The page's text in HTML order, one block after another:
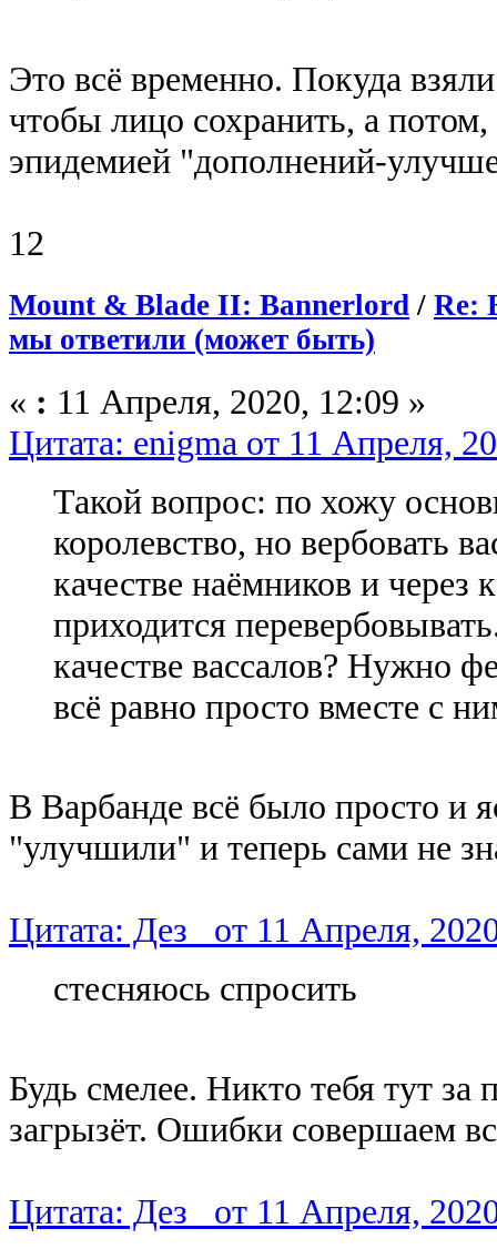
Это всё временно. Покуда
чтобы лицо сохранить, а потом,
эпидемией "дополнений-
12
Mount & Blade II: Bannerlord / Re:
мы ответили (может быть)
« : 11 Апреля, 2020, 12:09 »
Цитата: enigma от 11 Апреля,
Такой вопрос: по хожу
королевство, но вербовать
качестве наёмников и через
приходится
качестве вассалов? Нужно
всё равно просто вместе с
В Варбанде всё было просто и
"улучшили" и теперь сами не
Цитата: Дез_ от 11 Апреля,
стесняюсь спросить
Будь смелее. Никто тебя тут за
загрызёт. Ошибки совершаем
Цитата: Дез_ от 11 Апреля,